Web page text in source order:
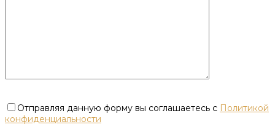
Отправляя данную форму вы соглашаетесь с Политикой
конфиденциальности